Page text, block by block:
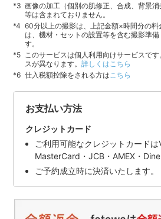
画像の加工（個別の肌修正、合成、背景
等は含まれておりません。
60分以上の撮影は、上記金額×時間分の料
は、機材・セットの設置等を含む撮影準
す。
このサービスは個人利用向けサービスで
スが異なります。詳しくはこちら
仕入税額控除をされる方はこちら
お支払い方法
クレジットカード
ご利用可能なクレジットカードは
MasterCard・JCB・AMEX・
ご予約成立時に決済いたします。